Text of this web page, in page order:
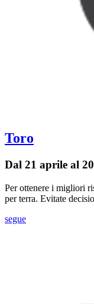
Toro
Dal 21 aprile al
Per ottenere i migliori
per terra. Evitate
segue